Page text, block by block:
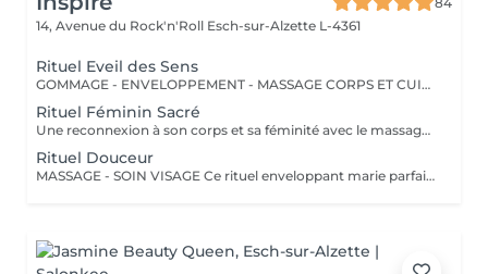
14, Avenue du Rock'n'Roll Esch-sur-Alzette L-4361
Rituel Eveil des Sens
GOMMAGE - ENVELOPPEMENT - MASSAGE CORPS ET CUIR CHEVELU Ce rituel sensoriel sublime votre peau et réveille vos sens. Un gommage délicat, suivi d'un enveloppement nourrissant, détendent le corps pendant qu'un massage du cuir chevelu apaise l'esprit. Le soin se poursuit avec un massage du corps de 30 minutes, pour une peau satiné, un esprit léger et un corps profondément relaxé.
Rituel Féminin Sacré
Une reconnexion à son corps et sa féminité avec le massage Babylonien. Un "massage émotionnel" réconfortant et enveloppant par ses manuvres ondulantes. Une huile naturelle au lotus sacré est utilisée pour sublimer la peau et le rituel se clôture par le tirage d'une carte dans l'oracle des Femmes Ancestrales pour recevoir leur message. Un véritable voyage à la rencontre de soi.
Rituel Douceur
MASSAGE - SOIN VISAGE Ce rituel enveloppant marie parfaitement détente corporelle et éclat du visage. Après un massage de 30 minutes pour relâcher les tensions, votre peau est choyée lors d'un soin visage complet, révélant sa lumière naturelle. Une bulle de douceur pour retrouver équilibre et sérénité.